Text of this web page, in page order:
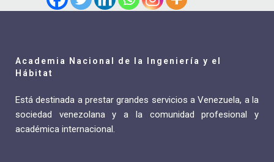
Academia Nacional de la Ingeniería y el
Hábitat
Está destinada a prestar grandes servicios a Venezuela, a la
sociedad venezolana y a la comunidad profesional y
académica internacional.